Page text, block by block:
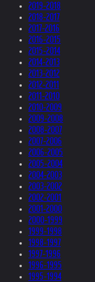
2019-2018
2018-2017
2017-2016
2016-2015
2015-2014
2014-2013
2013-2012
2012-2011
2011-2010
2010-2009
2009-2008
2008-2007
2007-2006
2006-2005
2005-2004
2004-2003
2003-2002
2002-2001
2001-2000
2000-1999
1999-1998
1998-1997
1997-1996
1996-1995
1995-1994